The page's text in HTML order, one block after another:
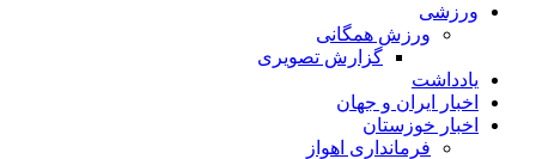
ورزشی
ورزش همگانی
گزارش تصویری
یادداشت
اخبار ایران و جهان
اخبار خوزستان
فرمانداری اهواز